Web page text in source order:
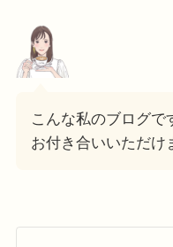
こんな私のブログで
お付き合いいただけ